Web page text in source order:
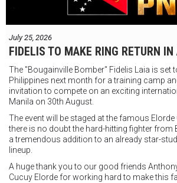
July 25, 2026
FIDELIS TO MAKE RING RETURN IN
The "Bougainville Bomber" Fidelis Laia is set
Philippines next month for a training camp
invitation to compete on an exciting
Manila on 30th August.
The event will be staged at the famous
there is no doubt the hard-hitting fighter from
a tremendous addition to an already star-
lineup.
A huge thank you to our good friends
Cucuy Elorde for working hard to make this